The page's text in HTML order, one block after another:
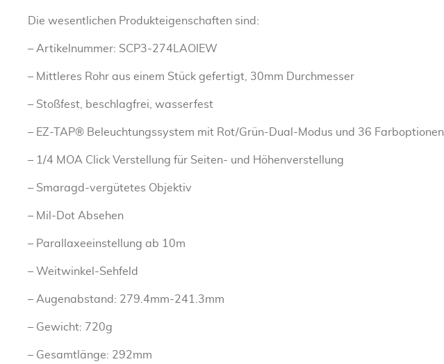
Die wesentlichen Produkteigenschaften sind:
– Artikelnummer: SCP3-274LAOIEW
– Mittleres Rohr aus einem Stück gefertigt, 30mm Durchmesser
– Stoßfest, beschlagfrei, wasserfest
– EZ-TAP® Beleuchtungssystem mit Rot/Grün-Dual-Modus und 36 Farboptionen
– 1/4 MOA Click Verstellung für Seiten- und Höhenverstellung
– Smaragd-vergütetes Objektiv
– Mil-Dot Absehen
– Parallaxeeinstellung ab 10m
– Weitwinkel-Sehfeld
– Augenabstand: 279.4mm-241.3mm
– Gewicht: 720g
– Gesamtlänge: 292mm